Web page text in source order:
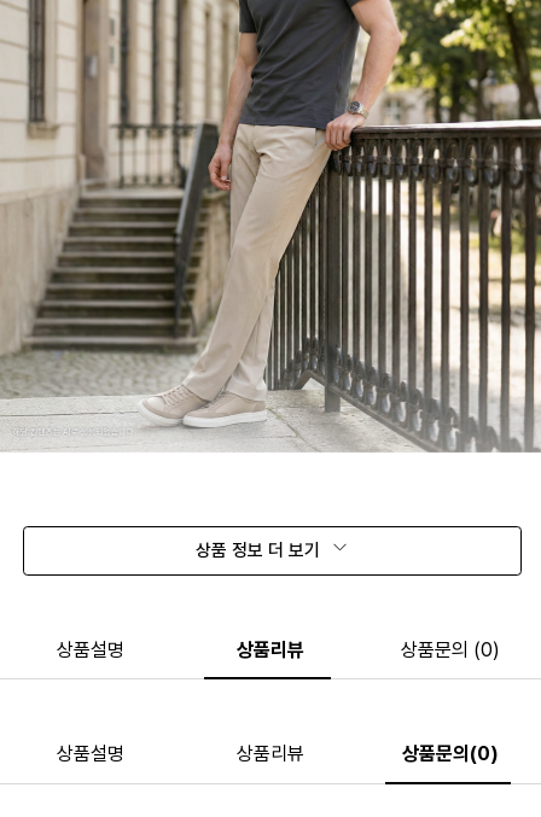
상품 정보 더 보기
상품설명 상품리뷰 상품문의 (0)
상품설명 상품리뷰 상품문의(0)